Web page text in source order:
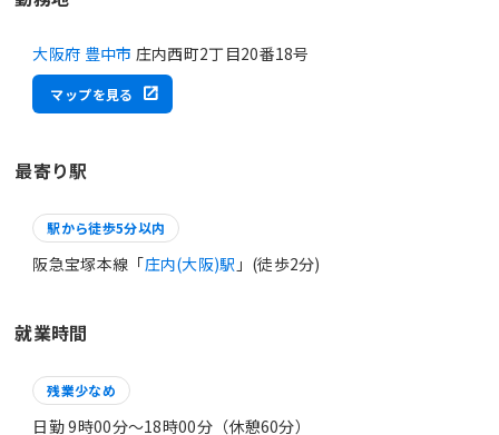
大阪府 豊中市 庄内西町2丁目20番18号
マップを見る
最寄り駅
駅から徒歩5分以内
阪急宝塚本線「庄内(大阪)駅 」(徒歩2分)
就業時間
残業少なめ
日勤 9時00分〜18時00分（休憩60分）